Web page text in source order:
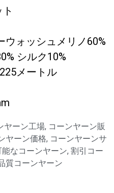
ウォッシュメリノ60%
シルク10%
メートル
ヤーン工場, コーンヤーン販
ヤーン価格, コーンヤーンサ
なコーンヤーン, 割引コー
質コーンヤーン